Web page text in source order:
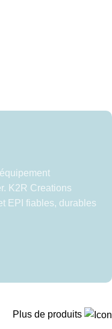
K2R Creations
EPI fiables, durables
Plus de produits